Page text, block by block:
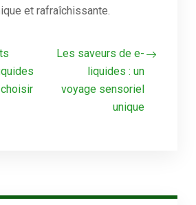
et rafraîchissante.
Les saveurs de e-
liquides : un
voyage sensoriel
unique